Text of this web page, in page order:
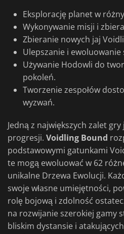
Eksplorację planet w
Wykonywanie misji i
Zbieranie nowych jaj
Ulepszanie i ewoluowanie
Używanie Hodowli do
pokoleń.
Tworzenie zespołów
wyzwań.
Jedną z największych zalet
progresji. Voidling Bound
podstawowymi gatunkami
te mogą ewoluować w 62
unikalne Drzewa Ewolucji.
swoje własne umiejętności,
rolę bojową i zdolność
na rozwijanie szerokiej gamy
bliskim dystansie i